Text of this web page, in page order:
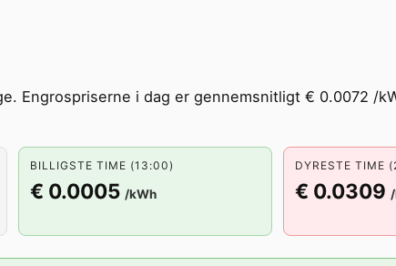
Engrospriserne i dag er gennemsnitligt € 0.0072 /
BILLIGSTE TIME (13:00)
€ 0.0005 /kWh
DYRESTE TIME
€ 0.0309